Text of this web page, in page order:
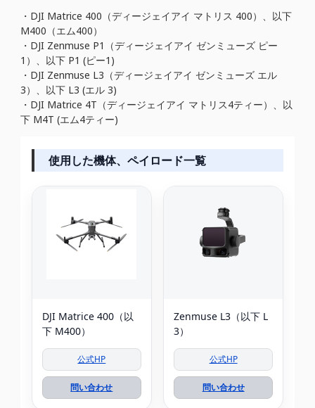
・DJI Matrice 400（ディージェイアイ マトリス 400）、以下
M400（エム400）
・DJI Zenmuse P1（ディージェイアイ ゼンミューズ ピー
1）、以下 P1 (ピー1)
・DJI Zenmuse L3（ディージェイアイ ゼンミューズ エル
3）、以下 L3 (エル 3)
・DJI Matrice 4T（ディージェイアイ マトリス4ティー）、以
下 M4T (エム4ティー)
使用した機体、ペイロード一覧
DJI Matrice 400（以
下 M400）
公式HP
問い合わせ
Zenmuse L3（以下 L
3）
公式HP
問い合わせ